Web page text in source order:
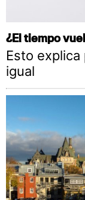
¿El tiempo
Esto
igual